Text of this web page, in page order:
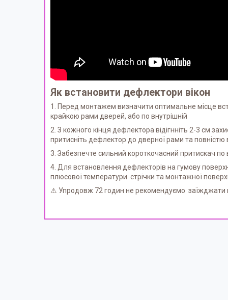
Як встановити дефлектори вікон
1. Перед монтажем визначити оптимальне місце
крайкою рами дверей, або по внутрішній
2. З кожного кінця дефлектора відігнніть 2-3 см
притисніть дефлектор до дверної рами та повністю
3. Забезпечте сильний короткочасний притискач
4. Для встановлення дефлекторів на гумову
плюсової температури стрічки та монтажної
⚠ Упродовж 72 годин не рекомендуємо заїжджати